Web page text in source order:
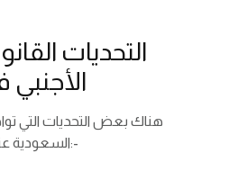
التحديات
هناك بعض التحديات التي
السعودية عند وذلك على النحو التالي:-